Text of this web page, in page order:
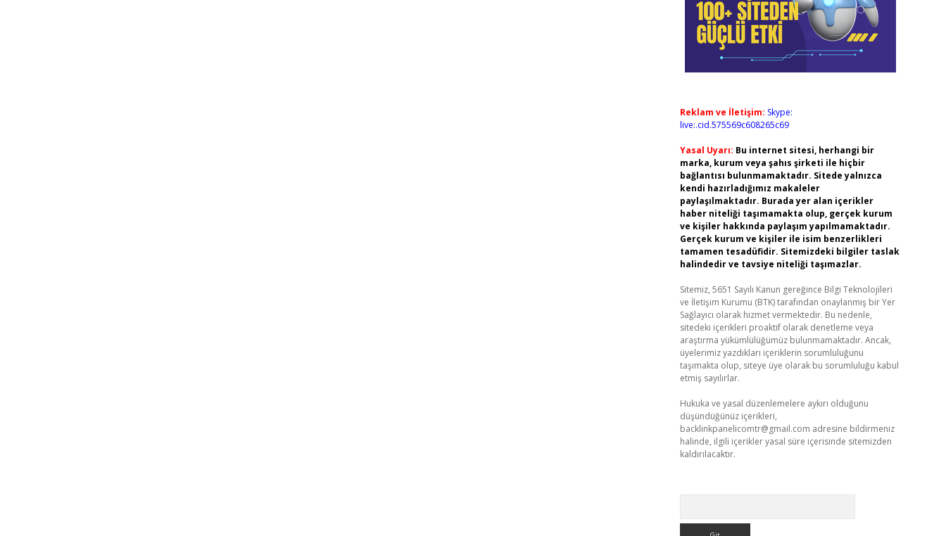
Reklam ve İletişim: Skype:
live:.cid.575569c608265c69
Yasal Uyarı: Bu internet sitesi, herhangi bir
marka, kurum veya şahıs şirketi ile hiçbir
bağlantısı bulunmamaktadır. Sitede yalnızca
kendi hazırladığımız makaleler
paylaşılmaktadır. Burada yer alan içerikler
haber niteliği taşımamakta olup, gerçek kurum
ve kişiler hakkında paylaşım yapılmamaktadır.
Gerçek kurum ve kişiler ile isim benzerlikleri
tamamen tesadüfidir. Sitemizdeki bilgiler taslak
halindedir ve tavsiye niteliği taşımazlar.
Sitemiz, 5651 Sayılı Kanun gereğince Bilgi Teknolojileri
ve İletişim Kurumu (BTK) tarafından onaylanmış bir Yer
Sağlayıcı olarak hizmet vermektedir. Bu nedenle,
sitedeki içerikleri proaktif olarak denetleme veya
araştırma yükümlülüğümüz bulunmamaktadır. Ancak,
üyelerimiz yazdıkları içeriklerin sorumluluğunu
taşımakta olup, siteye üye olarak bu sorumluluğu kabul
etmiş sayılırlar.
Hukuka ve yasal düzenlemelere aykırı olduğunu
düşündüğünüz içerikleri,
backlinkpanelicomtr@gmail.com adresine bildirmeniz
halinde, ilgili içerikler yasal süre içerisinde sitemizden
kaldırılacaktır.